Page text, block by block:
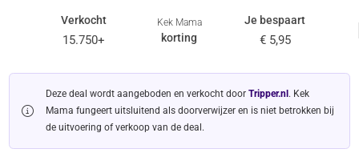
Verkocht
15.750+
Kek Mama
korting
Je bespaart
€ 5,95
Deze deal wordt aangeboden en verkocht doorTripper.nl. Kek
Mama fungeert uitsluitend als doorverwijzer en is niet betrokken bij
de uitvoering of verkoop van de deal.